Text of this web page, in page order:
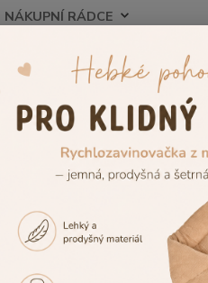
NÁKUPNÍ RÁDCE
Dětské nádobí
i dětské
dětské nádobí z nezávadných